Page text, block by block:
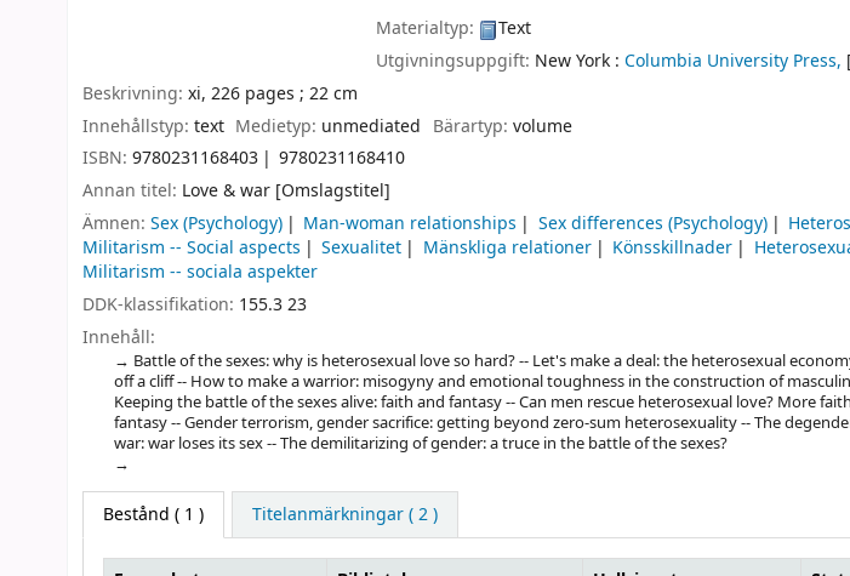
Materialtyp:
Text
Utgivningsuppgift: New York : Columbia University Press,
Beskrivning: xi, 226 pages ; 22 cm
Innehållstyp: text Medietyp: unmediated Bärartyp: volume
ISBN: 9780231168403
9780231168410
Annan titel: Love & war [Omslagstitel]
Ämnen: Sex (Psychology) Man-woman relationships Sex differences (Psychology)
Militarism -- Social aspects
Sexualitet Mänskliga relationer Könsskillnader
Militarism -- sociala aspekter
DDK-klassifikation: 155.3 23
Innehåll:
Battle of the sexes: why is heterosexual love so hard? -- Let's make a deal: the heterosexual
off a cliff -- How to make a warrior: misogyny and emotional toughness in the construction of
Keeping the battle of the sexes alive: faith and fantasy -- Can men rescue heterosexual love? More
fantasy -- Gender terrorism, gender sacrifice: getting beyond zero-sum heterosexuality -- The
war: war loses its sex -- The demilitarizing of gender: a truce in the battle of the sexes?
Bestånd ( 1 ) Titelanmärkningar ( 2 )